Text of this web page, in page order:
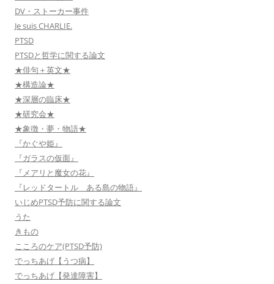
DV・ストーカー事件
Je suis CHARLIE.
PTSD
PTSDと哲学に関する論文
★俳句＋英文★
★構造論★
★深層の臨床★
★研究会★
★象徴・夢・物語★
『かぐや姫』
『ガラスの仮面』
『メアリと魔女の花』
『レッドタートル ある島の物語』
いじめPTSD予防に関する論文
うた
きもの
こころのケア(PTSD予防)
でっちあげ【うつ病】
でっちあげ【発達障害】